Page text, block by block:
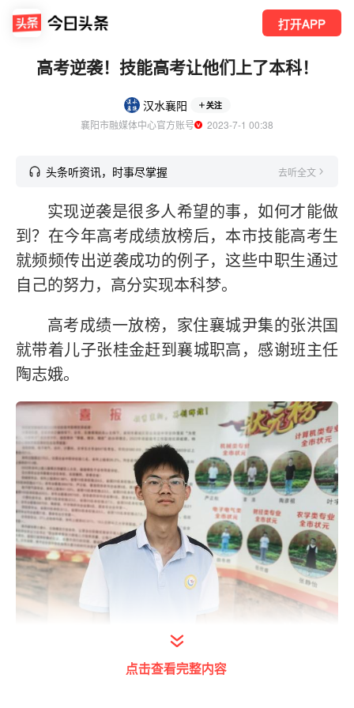
打开APP
高考逆袭！技能高考让他们上了本科！
汉水襄阳 关注
襄阳市融媒体中心官方账号
  2023-7-1 00:38
头条听资讯，时事尽掌握 去听全文
实现逆袭是很多人希望的事，如何才能做
到？在今年高考成绩放榜后，本市技能高考生
就频频传出逆袭成功的例子，这些中职生通过
自己的努力，高分实现本科梦。
高考成绩一放榜，家住襄城尹集的张洪国
就带着儿子张桂金赶到襄城职高，感谢班主任
陶志娥。
点击查看完整内容